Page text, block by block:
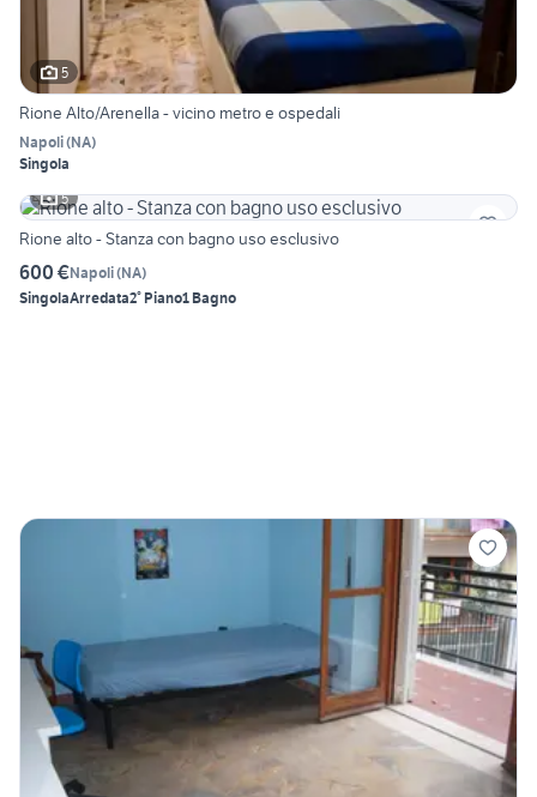
5
Rione Alto/Arenella - vicino metro e ospedali
Napoli(NA)
Singola
5
Rione alto - Stanza con bagno uso esclusivo
600 €Napoli(NA)
SingolaArredata2° Piano1 Bagno